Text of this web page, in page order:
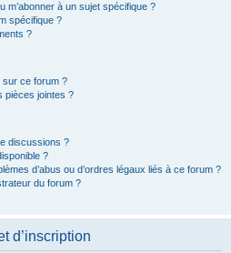
m’abonner à un sujet spécifique ?
spécifique ?
?
sur ce forum ?
pièces jointes ?
discussions ?
?
d’abus ou d’ordres légaux liés à ce forum ?
du forum ?
d’inscription